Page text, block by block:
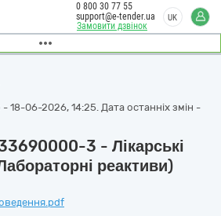
Замовити дзвінок
0 800 30 77 55
support@e-tender.ua
UK
18-06-2026, 14:25. Дата останніх змін -
3 - Лікарські
реактиви)